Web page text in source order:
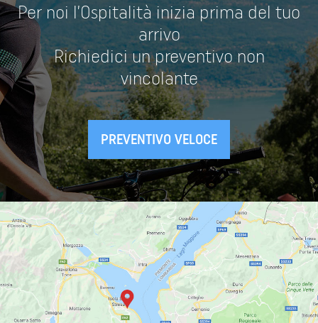
Per noi l’Ospitalità inizia prima del tuo
arrivo
Richiedici un preventivo non
vincolante
PREVENTIVO VELOCE